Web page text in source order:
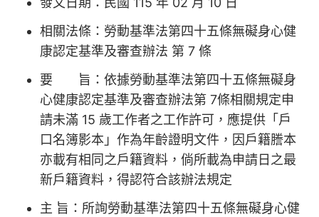
相關法條：勞動基準法第四十五條無礙身心健
康認定基準及審查辦法 第 7 條
要 旨：依據勞動基準法第四十五條無礙身
心健康認定基準及審查辦法第 7條相關規定申
請未滿 15 歲工作者之工作許可，應提供「戶
口名簿影本」作為年齡證明文件，因戶籍謄本
亦載有相同之戶籍資料，倘所載為申請日之最
新戶籍資料，得認符合該辦法規定
主 旨：所詢勞動基準法第四十五條無礙身心健